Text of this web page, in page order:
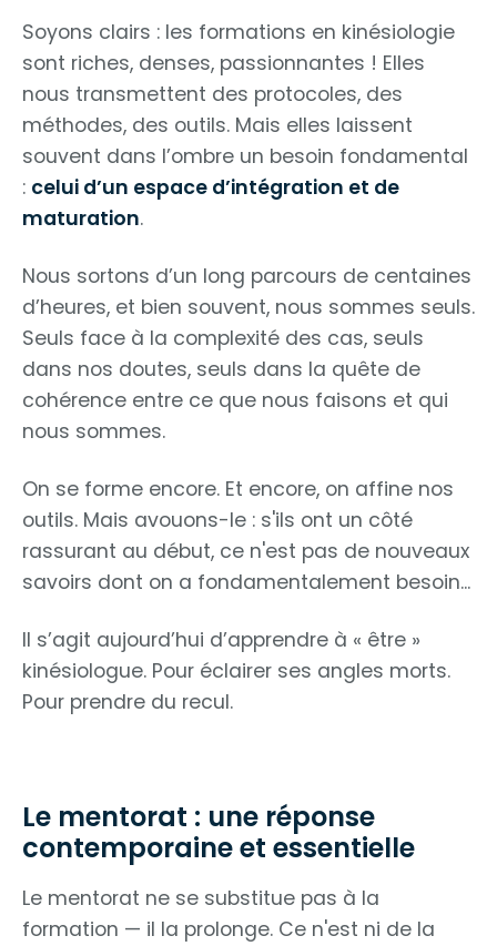
Soyons clairs : les formations en kinésiologie
sont riches, denses, passionnantes ! Elles
nous transmettent des protocoles, des
méthodes, des outils. Mais elles laissent
souvent dans l’ombre un besoin fondamental
: celui d’un espace d’intégration et de
maturation.
Nous sortons d’un long parcours de centaines
d’heures, et bien souvent, nous sommes seuls.
Seuls face à la complexité des cas, seuls
dans nos doutes, seuls dans la quête de
cohérence entre ce que nous faisons et qui
nous sommes.
On se forme encore. Et encore, on affine nos
outils. Mais avouons-le : s'ils ont un côté
rassurant au début, ce n'est pas de nouveaux
savoirs dont on a fondamentalement besoin...
Il s’agit aujourd’hui d’apprendre à « être »
kinésiologue. Pour éclairer ses angles morts.
Pour prendre du recul.
Le mentorat : une réponse
contemporaine et essentielle
Le mentorat ne se substitue pas à la
formation — il la prolonge. Ce n'est ni de la